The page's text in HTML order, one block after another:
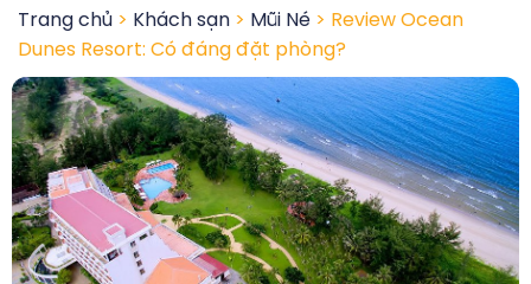
Trang chủ > Khách sạn > Mũi Né > Review Ocean
Dunes Resort: Có đáng đặt phòng?